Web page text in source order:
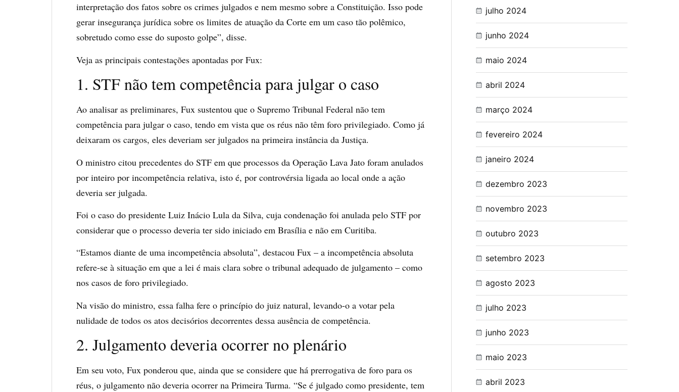
interpretação dos fatos sobre os crimes julgados e nem mesmo sobre a Constituição. Isso pode
gerar insegurança jurídica sobre os limites de atuação da Corte em um caso tão polêmico,
sobretudo como esse do suposto golpe”, disse.
Veja as principais contestações apontadas por Fux:
1. STF não tem competência para julgar o caso
Ao analisar as preliminares, Fux sustentou que o Supremo Tribunal Federal não tem
competência para julgar o caso, tendo em vista que os réus não têm foro privilegiado. Como já
deixaram os cargos, eles deveriam ser julgados na primeira instância da Justiça.
O ministro citou precedentes do STF em que processos da Operação Lava Jato foram anulados
por inteiro por incompetência relativa, isto é, por controvérsia ligada ao local onde a ação
deveria ser julgada.
Foi o caso do presidente Luiz Inácio Lula da Silva, cuja condenação foi anulada pelo STF por
considerar que o processo deveria ter sido iniciado em Brasília e não em Curitiba.
“Estamos diante de uma incompetência absoluta”, destacou Fux – a incompetência absoluta
refere-se à situação em que a lei é mais clara sobre o tribunal adequado de julgamento – como
nos casos de foro privilegiado.
Na visão do ministro, essa falha fere o princípio do juiz natural, levando-o a votar pela
nulidade de todos os atos decisórios decorrentes dessa ausência de competência.
2. Julgamento deveria ocorrer no plenário
Em seu voto, Fux ponderou que, ainda que se considere que há prerrogativa de foro para os
réus, o julgamento não deveria ocorrer na Primeira Turma. “Se é julgado como presidente, tem
julho 2024
junho 2024
maio 2024
abril 2024
março 2024
fevereiro 2024
janeiro 2024
dezembro 2023
novembro 2023
outubro 2023
setembro 2023
agosto 2023
julho 2023
junho 2023
maio 2023
abril 2023